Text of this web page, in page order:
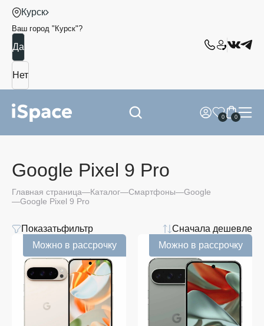
Курск
Ваш город " Курск"?
0 0
Google Pixel 9 Pro
Главная страница Каталог Смартфоны
Google
Google Pixel 9 Pro
Показатьфильтр
Сначала дешевле
Цена
до
Цвет
Можно в рассрочку Можно в рассрочку